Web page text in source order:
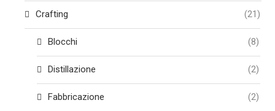
Crafting (21)
Blocchi (8)
Distillazione (2)
Fabbricazione (2)